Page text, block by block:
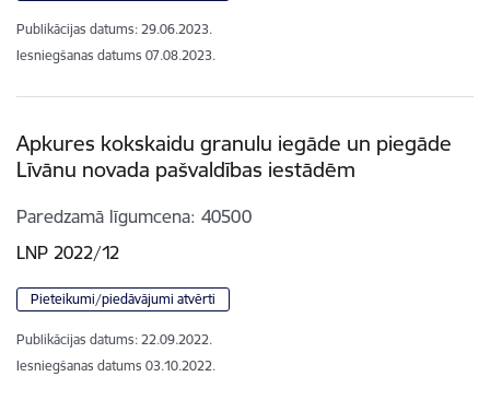
Publikācijas datums: 29.06.2023.
Iesniegšanas datums 07.08.2023.
Apkures kokskaidu granulu iegāde un piegāde
Līvānu novada pašvaldības iestādēm
Paredzamā līgumcena 40500
LNP 2022/12
Pieteikumi/piedāvājumi atvērti
Publikācijas datums: 22.09.2022.
Iesniegšanas datums 03.10.2022.